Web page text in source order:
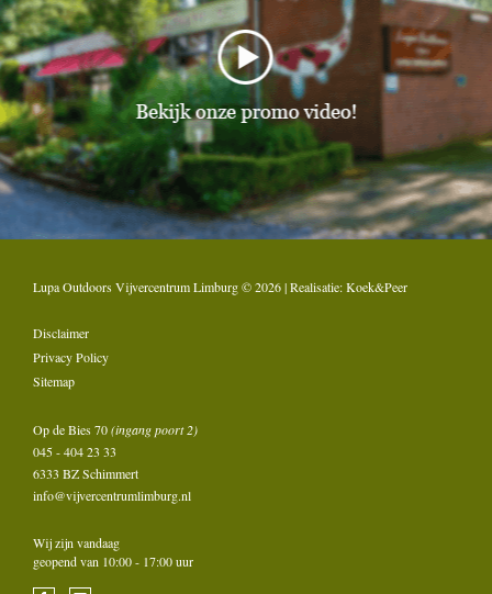
Lupa Outdoors Vijvercentrum Limburg © 2026 | Realisatie:Koek&Peer
Disclaimer
Privacy Policy
Sitemap
Op de Bies 70(ingang poort 2)
045 - 404 23 33
6333 BZ Schimmert
info@vijvercentrumlimburg.nl
Wij zijn vandaag
geopend van 10:00 - 17:00 uur